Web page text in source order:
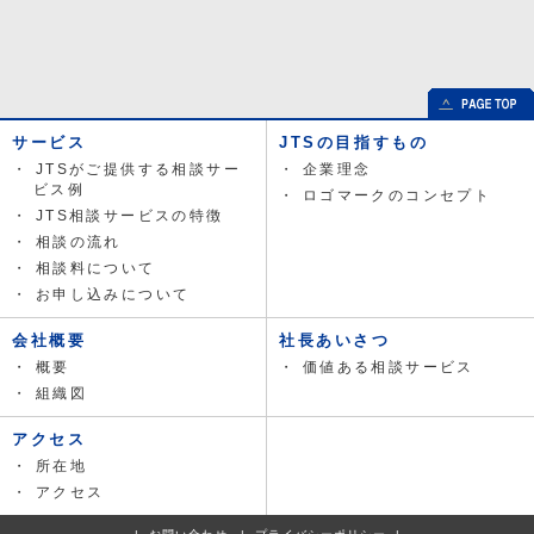
サービス
JTSがご提供する相談サー
ビス例
JTS相談サービスの特徴
相談の流れ
相談料について
お申し込みについて
JTSの目指すもの
企業理念
ロゴマークのコンセプト
会社概要
概要
組織図
社長あいさつ
価値ある相談サービス
アクセス
所在地
アクセス